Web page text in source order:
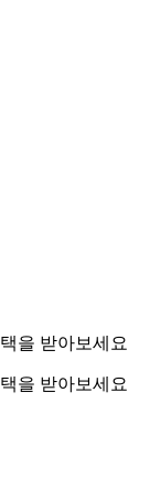
을 받아보세요
을 받아보세요